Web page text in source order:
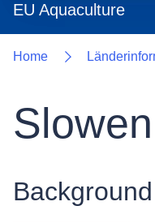
EU Aquaculture
Home